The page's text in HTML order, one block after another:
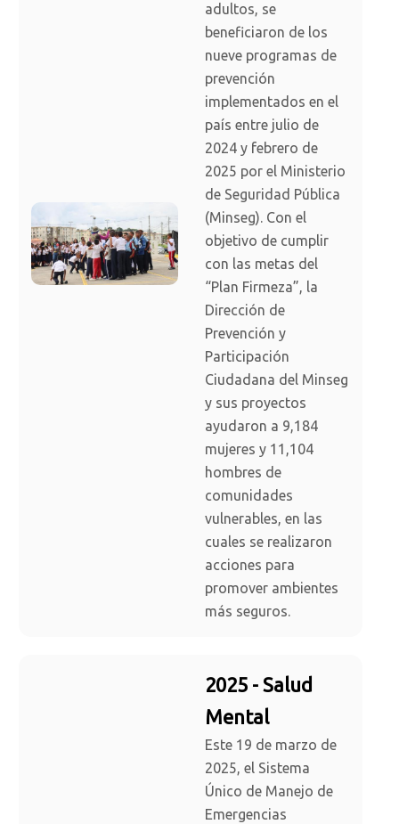
adultos, se
beneficiaron de los
nueve programas de
prevención
implementados en el
país entre julio de
2024 y febrero de
2025 por el Ministerio
de Seguridad Pública
(Minseg). Con el
objetivo de cumplir
con las metas del
“Plan Firmeza”, la
Dirección de
Prevención y
Participación
Ciudadana del Minseg
y sus proyectos
ayudaron a 9,184
mujeres y 11,104
hombres de
comunidades
vulnerables, en las
cuales se realizaron
acciones para
promover ambientes
más seguros.
2025 - Salud
Mental
Este 19 de marzo de
2025, el Sistema
Único de Manejo de
Emergencias